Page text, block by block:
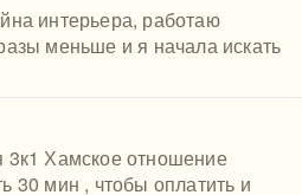
интерьера, работаю
меньше и я начала искать
3к1 Хамское отношение
30 мин , чтобы оплатить и